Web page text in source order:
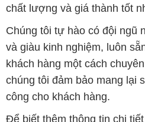
chất lượng và giá thành tốt
Chúng tôi tự hào có đội ngũ
và giàu kinh nghiệm, luôn
khách hàng một cách
chúng tôi đảm bảo mang lại
công cho khách hàng.
Để biết thêm thông tin chi